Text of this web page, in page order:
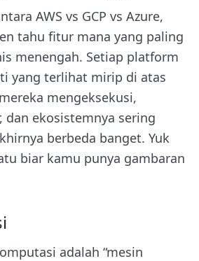
AWS vs GCP vs Azure,
tahu fitur mana yang paling
menengah. Setiap platform
yang terlihat mirip di atas
mengeksekusi,
dan ekosistemnya sering
berbeda banget. Yuk
biar kamu punya gambaran
adalah “mesin